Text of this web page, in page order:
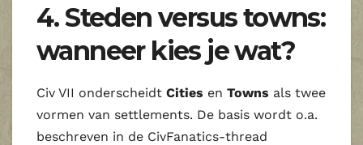
4. Steden versus towns:
wanneer kies je wat?
Civ VII onderscheidt Cities en Towns als twee
vormen van settlements. De basis wordt o.a.
beschreven in de CivFanatics‑thread